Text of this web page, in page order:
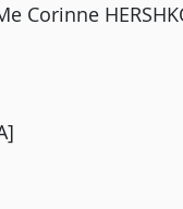
Corinne